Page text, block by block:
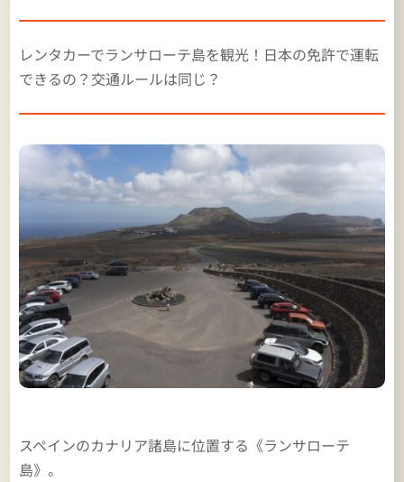
レンタカーでランサローテ島を観光！日本の免許で運転
できるの？交通ルールは同じ？
スペインのカナリア諸島に位置する《ランサローテ
島》。